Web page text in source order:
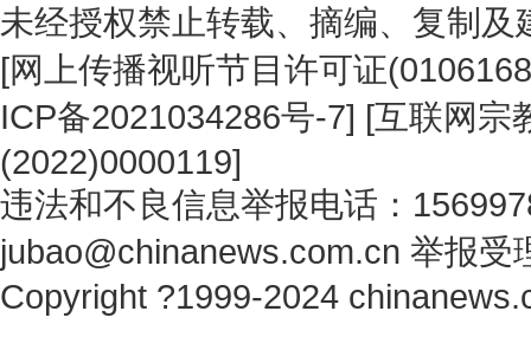
未经授权禁止转载、摘编、复制
[网上传播视听节目许可证
ICP备2021034286号-7] [互联网宗
(2022)0000119]
违法和不良信息举报电话：
jubao@chinanews.com.cn 举报受
Copyright ?1999-2024